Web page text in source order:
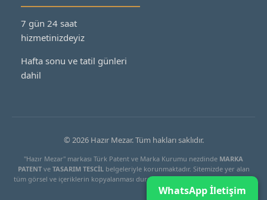
7 gün 24 saat
hizmetinizdeyiz
Hafta sonu ve tatil günleri
dahil
© 2026 Hazır Mezar. Tüm hakları saklıdır.
"Hazır Mezar" markası Türk Patent ve Marka Kurumu nezdinde MARKA
PATENTve TASARIM TESCİLbelgeleriyle korunmaktadır. Sitemizde yer alan
tüm görsel ve içeriklerin kopyalanması durumunda yasal işlem başlatılacaktır.
WhatsApp İletişim